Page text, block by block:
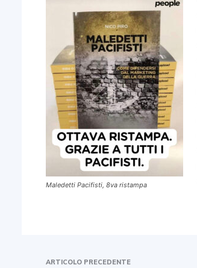
Maledetti Pacifisti, 8va ristampa
ARTICOLO PRECEDENTE